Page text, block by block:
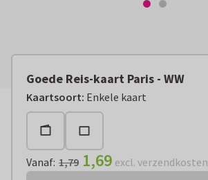
Goede Reis-kaart Paris - WW
Kaartsoort: Enkele kaart
Vanaf:€ 1,69 excl. verzendkosten
Vanaf: 1,79 1,69 excl. verzendkosten